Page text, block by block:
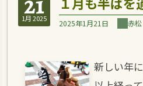
1月 2025 2025年1月21日 赤
新しい年